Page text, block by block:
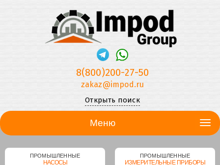
8(800)200-27-50
zakaz@impod.ru
Открыть поиск
Меню
ПРОМЫШЛЕННЫЕ
НАСОСЫ
ПРОМЫШЛЕННЫЕ
ИЗМЕРИТЕЛЬНЫЕ ПРИБОРЫ